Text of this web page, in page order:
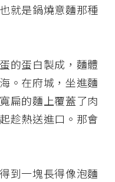
就是鍋燒意麵那種
的蛋白製成，麵體
。在府城，坐進麵
扁的麵上覆蓋了肉
趁熱送進口。那會
到一塊長得像泡麵